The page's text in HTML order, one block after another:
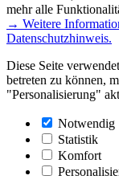
mehr alle
→ Weitere
Datenschutzhinweis.
Diese Seite
betreten zu können,
"Personalisierung"
Notwendig
Statistik
Komfort